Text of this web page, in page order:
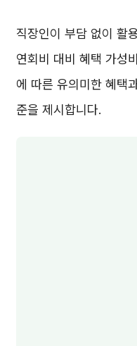
직장인이 부담 없이 활
연회비 대비 혜택 가성
에 따른 유의미한 혜택
준을 제시합니다.